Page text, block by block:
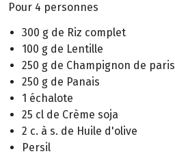
Pour 4 personnes
300 g de Riz complet
100 g de Lentille
250 g de Champignon de paris
250 g de Panais
1 échalote
25 cl de Crème soja
2 c. à s. de Huile d'olive
Persil